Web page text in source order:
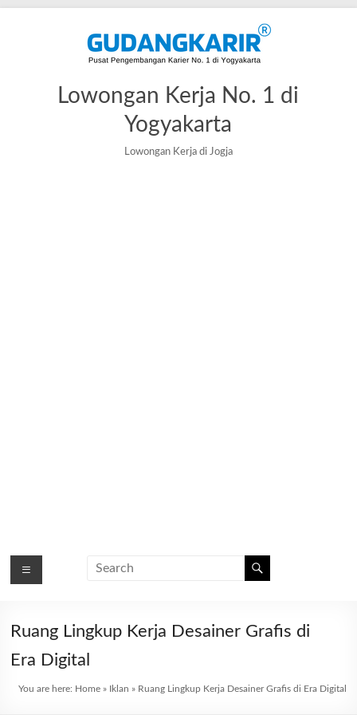
Lowongan Kerja No. 1 di
Yogyakarta
Lowongan Kerja di Jogja
Ruang Lingkup Kerja Desainer Grafis di
Era Digital
You are here: Home» Iklan » Ruang Lingkup Kerja Desainer Grafis di Era Digital